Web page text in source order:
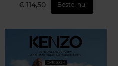
€ 114,50 Bestel nu!